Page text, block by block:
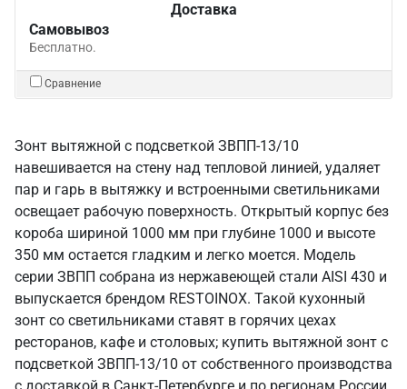
Доставка
Самовывоз
Бесплатно.
Сравнение
Зонт вытяжной с подсветкой ЗВПП-13/10
навешивается на стену над тепловой линией, удаляет
пар и гарь в вытяжку и встроенными светильниками
освещает рабочую поверхность. Открытый корпус без
короба шириной 1000 мм при глубине 1000 и высоте
350 мм остается гладким и легко моется. Модель
серии ЗВПП собрана из нержавеющей стали AISI 430 и
выпускается брендом RESTOINOX. Такой кухонный
зонт со светильниками ставят в горячих цехах
ресторанов, кафе и столовых; купить вытяжной зонт с
подсветкой ЗВПП-13/10 от собственного производства